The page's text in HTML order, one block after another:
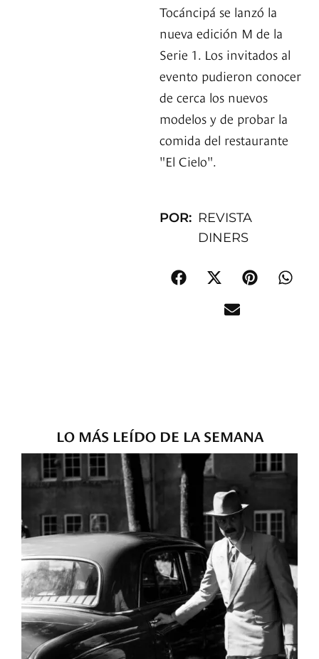
Tocáncipá se lanzó la
nueva edición M de la
Serie 1. Los invitados al
evento pudieron conocer
de cerca los nuevos
modelos y de probar la
comida del restaurante
"El Cielo".
POR: REVISTA
DINERS
LO MÁS LEÍDO DE LA SEMANA